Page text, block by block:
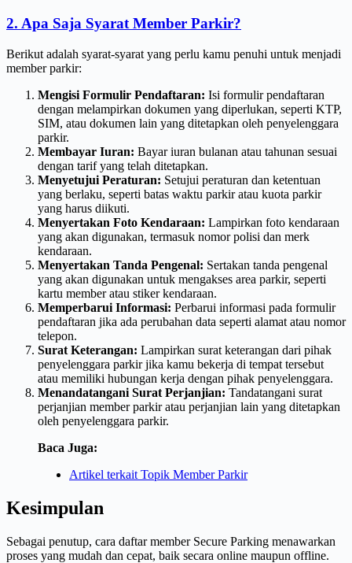
2. Apa Saja Syarat Member Parkir?
Berikut adalah syarat-syarat yang perlu kamu penuhi untuk menjadi
member parkir:
Mengisi Formulir Pendaftaran: Isi formulir pendaftaran
dengan melampirkan dokumen yang diperlukan, seperti KTP,
SIM, atau dokumen lain yang ditetapkan oleh penyelenggara
parkir.
Membayar Iuran: Bayar iuran bulanan atau tahunan sesuai
dengan tarif yang telah ditetapkan.
Menyetujui Peraturan: Setujui peraturan dan ketentuan
yang berlaku, seperti batas waktu parkir atau kuota parkir
yang harus diikuti.
Menyertakan Foto Kendaraan: Lampirkan foto kendaraan
yang akan digunakan, termasuk nomor polisi dan merk
kendaraan.
Menyertakan Tanda Pengenal: Sertakan tanda pengenal
yang akan digunakan untuk mengakses area parkir, seperti
kartu member atau stiker kendaraan.
Memperbarui Informasi: Perbarui informasi pada formulir
pendaftaran jika ada perubahan data seperti alamat atau nomor
telepon.
Surat Keterangan: Lampirkan surat keterangan dari pihak
penyelenggara parkir jika kamu bekerja di tempat tersebut
atau memiliki hubungan kerja dengan pihak penyelenggara.
Menandatangani Surat Perjanjian: Tandatangani surat
perjanjian member parkir atau perjanjian lain yang ditetapkan
oleh penyelenggara parkir.
Baca Juga:
Artikel terkait Topik Member Parkir
Kesimpulan
Sebagai penutup, cara daftar member Secure Parking menawarkan
proses yang mudah dan cepat, baik secara online maupun offline.